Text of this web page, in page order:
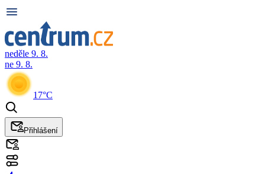
neděle 9. 8.
ne 9. 8.
17°C
Přihlášení